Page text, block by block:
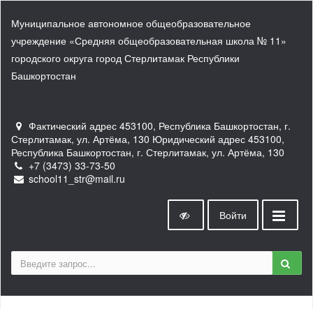
Муниципальное автономное общеобразовательное
учреждение «Средняя общеобразовательная школа № 11»
городского округа город Стерлитамак Республики
Башкортостан
Фактический адрес 453100, Республика Башкортостан, г.
Стерлитамак, ул. Артёма, 130 Юридический адрес 453100,
Республика Башкортостан, г. Стерлитамак, ул. Артёма, 130
+7 (3473) 33-73-50
school11_str@mail.ru
Войти